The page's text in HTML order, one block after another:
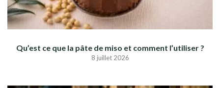
Qu’est ce que la pâte de miso et comment l’utiliser ?
8 juillet 2026